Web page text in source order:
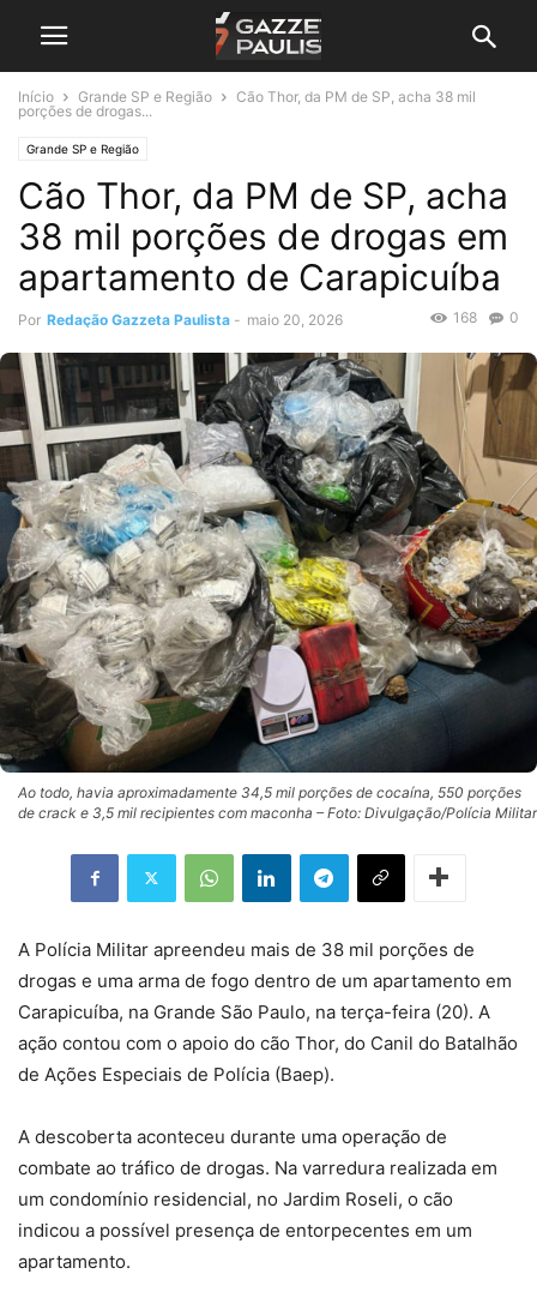
Início Grande SP e Região
Cão Thor, da PM de SP, acha 38 mil
porções de drogas...
Grande SP e Região
Cão Thor, da PM de SP, acha
38 mil porções de drogas em
apartamento de Carapicuíba
Por Redação Gazzeta Paulista - maio 20, 2026 0
168
Ao todo, havia aproximadamente 34,5 mil porções de cocaína, 550 porções
de crack e 3,5 mil recipientes com maconha – Foto: Divulgação/Polícia Militar
A Polícia Militar apreendeu mais de 38 mil porções de
drogas e uma arma de fogo dentro de um apartamento em
Carapicuíba, na Grande São Paulo, na terça-feira (20). A
ação contou com o apoio do cão Thor, do Canil do Batalhão
de Ações Especiais de Polícia (Baep).
A descoberta aconteceu durante uma operação de
combate ao tráfico de drogas. Na varredura realizada em
um condomínio residencial, no Jardim Roseli, o cão
indicou a possível presença de entorpecentes em um
apartamento.